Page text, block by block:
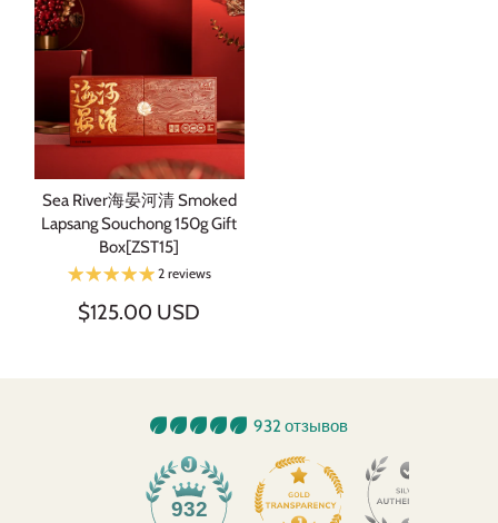
Sea River海晏河清 Smoked
Lapsang Souchong 150g Gift
Box[ZST15]
2 reviews
$125.00 USD
932 отзывов
932